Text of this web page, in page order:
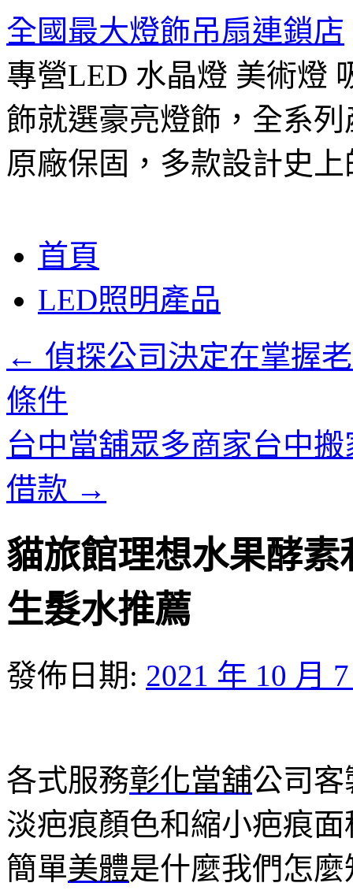
全國最大燈飾吊扇連鎖店
專營LED 水晶燈 美術燈
飾就選豪亮燈飾，全系
原廠保固，多款設計史
至
要
首頁
LED照明產品
← 偵探公司決定在掌握
條件
台中當舖眾多商家台中
借款 →
貓旅館理想水果酵
生髮水推薦
發佈日期: 2021 年 10 月
各式服務彰化當舖公司
淡疤痕顏色和縮小疤痕面
簡單美體是什麼我們怎